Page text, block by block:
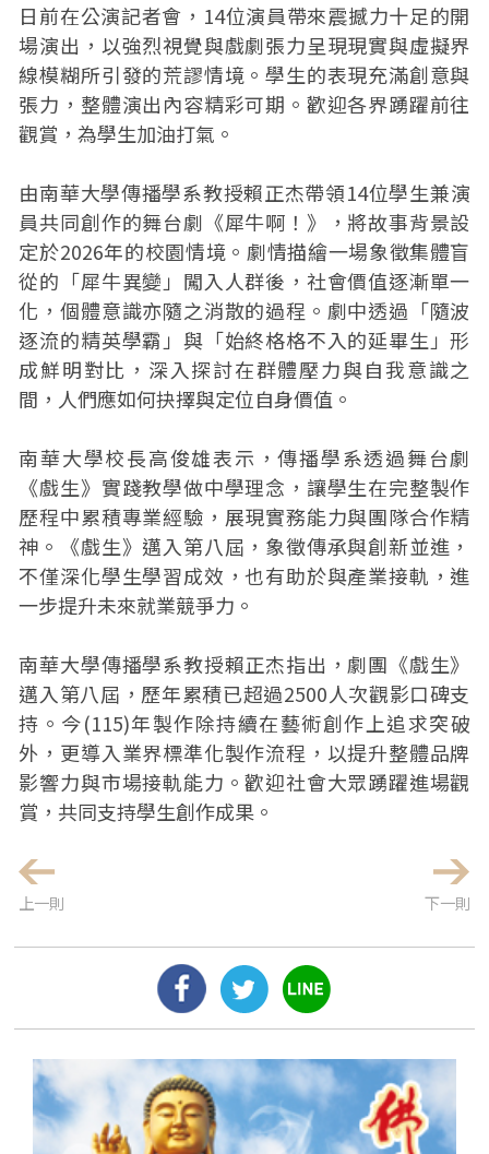
日前在公演記者會，14位演員帶來震撼力十足的開
場演出，以強烈視覺與戲劇張力呈現現實與虛擬界
線模糊所引發的荒謬情境。學生的表現充滿創意與
張力，整體演出內容精彩可期。歡迎各界踴躍前往
觀賞，為學生加油打氣。
由南華大學傳播學系教授賴正杰帶領14位學生兼演
員共同創作的舞台劇《犀牛啊！》，將故事背景設
定於2026年的校園情境。劇情描繪一場象徵集體盲
從的「犀牛異變」闖入人群後，社會價值逐漸單一
化，個體意識亦隨之消散的過程。劇中透過「隨波
逐流的精英學霸」與「始終格格不入的延畢生」形
成鮮明對比，深入探討在群體壓力與自我意識之
間，人們應如何抉擇與定位自身價值。
南華大學校長高俊雄表示，傳播學系透過舞台劇
《戲生》實踐教學做中學理念，讓學生在完整製作
歷程中累積專業經驗，展現實務能力與團隊合作精
神。《戲生》邁入第八屆，象徵傳承與創新並進，
不僅深化學生學習成效，也有助於與產業接軌，進
一步提升未來就業競爭力。
南華大學傳播學系教授賴正杰指出，劇團《戲生》
邁入第八屆，歷年累積已超過2500人次觀影口碑支
持。今(115)年製作除持續在藝術創作上追求突破
外，更導入業界標準化製作流程，以提升整體品牌
影響力與市場接軌能力。歡迎社會大眾踴躍進場觀
賞，共同支持學生創作成果。
上一則 下一則